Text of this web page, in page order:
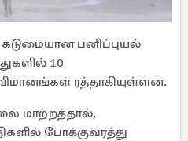
கடுமையான பனிப்புயல்
10
ரத்தாகியுள்ளன.
மாற்றத்தால்,
போக்குவரத்து